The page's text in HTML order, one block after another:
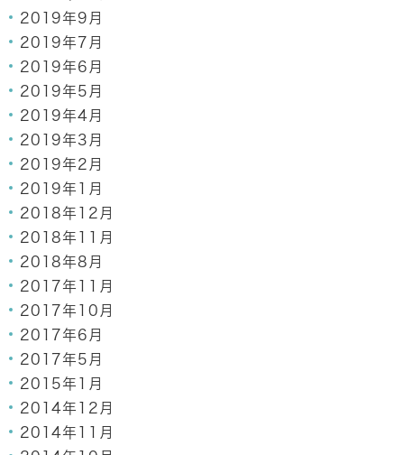
2019年9月
2019年7月
2019年6月
2019年5月
2019年4月
2019年3月
2019年2月
2019年1月
2018年12月
2018年11月
2018年8月
2017年11月
2017年10月
2017年6月
2017年5月
2015年1月
2014年12月
2014年11月